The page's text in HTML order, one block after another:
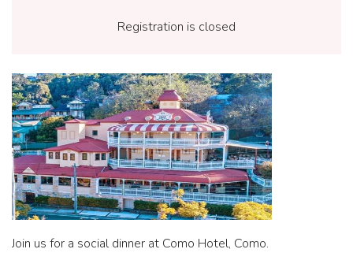
Registration is closed
Join us for a social dinner at Como Hotel, Como.